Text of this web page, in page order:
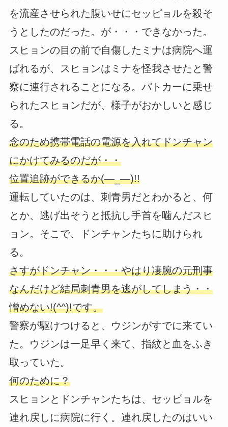
を流産させられた腹いせにセッピョルを殺そ
うとしたのだった。が・・・できなかった。
スヒョンの目の前で自傷したミナは病院へ運
ばれるが、スヒョンはミナを怪我させたと警
察に連行されることになる。パトカーに乗せ
られたスヒョンだが、様子がおかしいと感じ
る。
念のため携帯電話の電源を入れてドンチャン
にかけてみるのだが・・
位置追跡ができるか(―_―)!!
運転していたのは、刺青男だとわかると、何
とか、逃げ出そうと抵抗し手首を噛んだスヒ
ョン。そこで、ドンチャンたちに助けられ
る。
さすがドンチャン・・・やはり凄腕の元刑事
なんだけど結局刺青男を逃がしてしまう・・
憎めない!(^^)!です。
警察が駆けつけると、ウジンがすでに来てい
た。ウジンは一足早く来て、指紋と血をふき
取っていた。
何のために？
スヒョンとドンチャンたちは、セッピョルを
連れ戻しに病院に行く。連れ戻したのはいい